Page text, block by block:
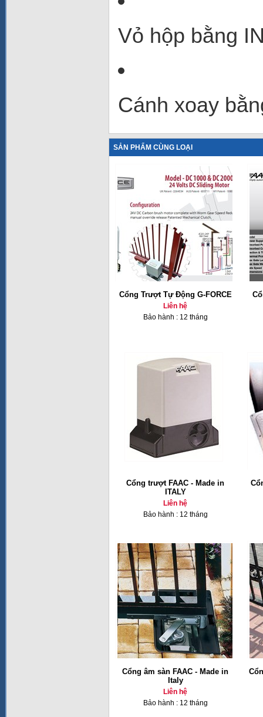
Vỏ hộp bằng
Cánh xoay
SẢN PHẨM CÙNG LOẠI
Cổng Trượt Tự Động G-FORCE
Liên hệ
Bảo hành : 12 tháng
Cổng trượt FAAC - Made in
ITALY
Liên hệ
Bảo hành : 12 tháng
Cổng âm sàn FAAC - Made in
Italy
Liên hệ
Bảo hành : 12 tháng